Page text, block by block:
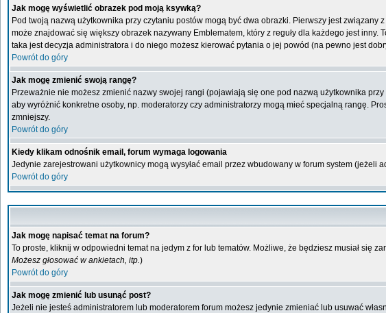
Jak mogę wyświetlić obrazek pod moją ksywką?
Pod twoją nazwą użytkownika przy czytaniu postów mogą być dwa obrazki. Pierwszy jest
może znajdować się większy obrazek nazywany Emblematem, który z reguły dla każdego jest
taka jest decyzja administratora i do niego możesz kierować pytania o jej powód (na pewno jest
Powrót do góry
Jak mogę zmienić swoją rangę?
Przeważnie nie możesz zmienić nazwy swojej rangi (pojawiają się one pod nazwą użytkownika
aby wyróżnić konkretne osoby, np. moderatorzy czy administratorzy mogą mieć specjalną rangę.
zmniejszy.
Powrót do góry
Kiedy klikam odnośnik email, forum wymaga logowania
Jedynie zarejestrowani użytkownicy mogą wysyłać email przez wbudowany w forum system (jeżeli
Powrót do góry
Jak mogę napisać temat na forum?
To proste, kliknij w odpowiedni temat na jedym z for lub tematów. Możliwe, że będziesz musiał się
Możesz głosować w ankietach, itp.)
Powrót do góry
Jak mogę zmienić lub usunąć post?
Jeżeli nie jesteś administratorem lub moderatorem forum możesz jedynie zmieniać lub usuwać